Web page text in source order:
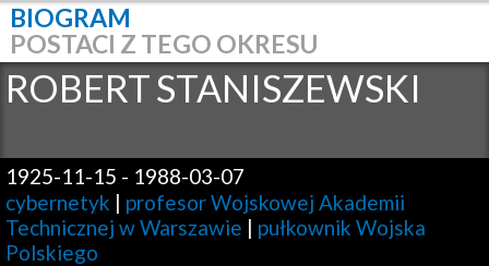
BIOGRAM
POSTACI Z TEGO OKRESU
ROBERTSTANISZEWSKI
1925-11-15 - 1988-03-07
cybernetyk | profesor Wojskowej Akademii
Technicznej w Warszawie | pułkownik Wojska
Polskiego